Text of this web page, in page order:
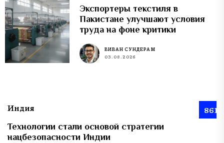
Экспортеры текстиля в
Пакистане улучшают условия
труда на фоне критики
ВИВАН СУНДЕРАМ
03.08.2026
Индия 861
Технологии стали основой стратегии
нацбезопасности Индии